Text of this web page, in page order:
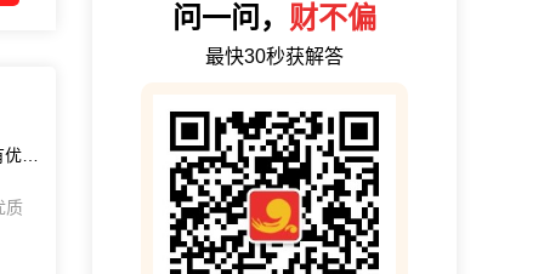
质
问一问， 财不偏
最快30秒获解答